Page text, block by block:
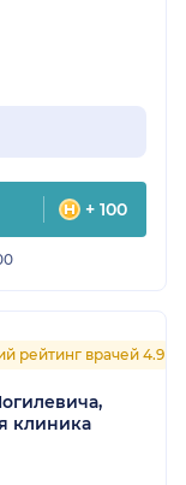
+ 100
рейтинг врачей 4.9
клиника